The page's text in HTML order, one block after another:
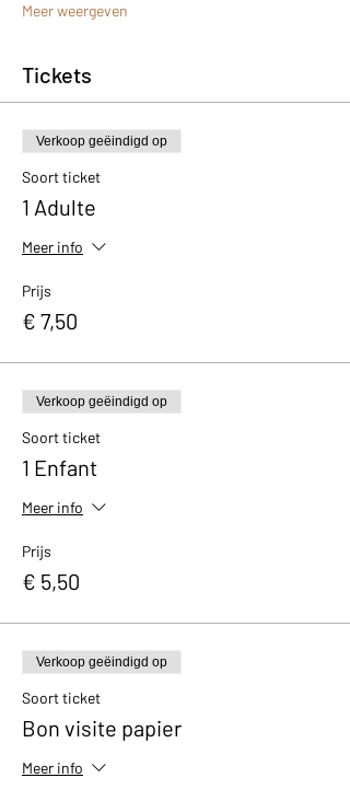
Meer weergeven
Tickets
Verkoop geëindigd op
Soort ticket
1 Adulte
Meer info
Prijs
€ 7,50
Verkoop geëindigd op
Soort ticket
1 Enfant
Meer info
Prijs
€ 5,50
Verkoop geëindigd op
Soort ticket
Bon visite papier
Meer info